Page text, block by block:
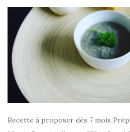
Recette à proposer dès 7 mois